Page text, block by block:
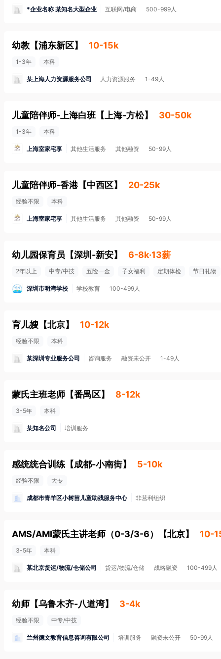
*企业名称 某知名大型企业 互联网/电商 500-999人
幼教 【浦东新区】 10-15k
1-3年 本科
某上海人力资源服务公司 人力资源服务 1-49人
儿童陪伴师-上海白班 【 上海-方松】 30-50k
1-3年 本科
上海室家宅享 其他生活服务 其他融资 50-99人
儿童陪伴师-香港 【中西区】 20-25k
经验不限 本科
上海室家宅享 其他生活服务 其他融资 50-99人
幼儿园保育员 【深圳-新安】 6-8k·13薪
2年以上 中专/中技 五险一金 子女福利 定期体检 节日礼物
深圳市明湾学校 学校教育 100-499人
育儿嫂 【北京】 10-12k
经验不限 本科
某深圳专业服务公司 咨询服务 融资未公开 1-49人
蒙氏主班老师 【番禺区】 8-12k
3-5年 本科
某知名公司 培训服务
感统统合训练 【成都-小南街】 5-10k
经验不限 大专
成都市青羊区小树苗儿童助残服务中心 非营利组织
AMS/AMI蒙氏主讲老师（0-3/3-6） 【北京】 10-
3-5年 本科
某北京货运/物流/仓储公司 货运/物流/仓储 战略融资 100-499人
幼师 【乌鲁木齐-八道湾】 3-4k
经验不限 中专/中技
兰州德文教育信息咨询有限公司 培训服务 融资未公开 50-99人